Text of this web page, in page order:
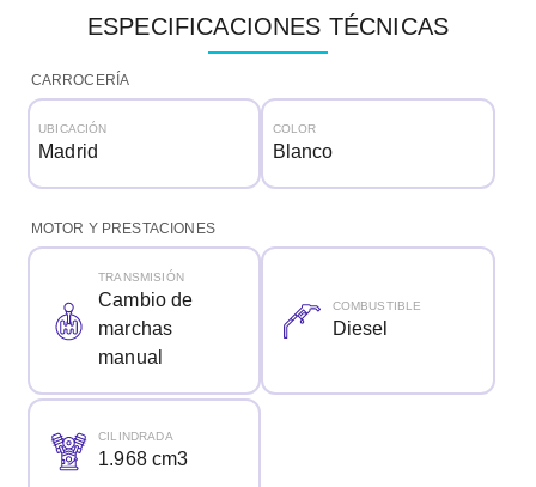
ESPECIFICACIONES TÉCNICAS
CARROCERÍA
UBICACIÓN
Madrid
COLOR
Blanco
MOTOR Y PRESTACIONES
TRANSMISIÓN
Cambio de
marchas
manual
COMBUSTIBLE
Diesel
CILINDRADA
1.968 cm3